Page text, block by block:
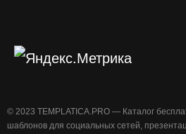
©️ 2023 TEMPLATICA.PRO — Каталог
шаблонов для социальных сетей,